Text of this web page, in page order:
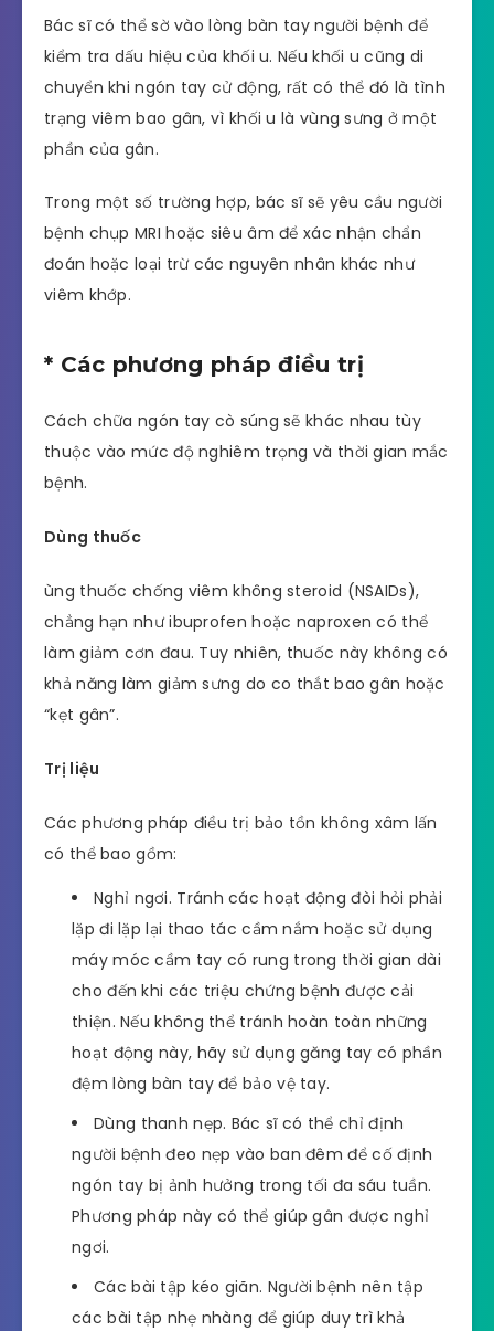
Bác sĩ có thể sờ vào lòng bàn tay người bệnh để
kiểm tra dấu hiệu của khối u. Nếu khối u cũng di
chuyển khi ngón tay cử động, rất có thể đó là tình
trạng viêm bao gân, vì khối u là vùng sưng ở một
phần của gân.
Trong một số trường hợp, bác sĩ sẽ yêu cầu người
bệnh chụp MRI hoặc siêu âm để xác nhận chẩn
đoán hoặc loại trừ các nguyên nhân khác như
viêm khớp.
* Các phương pháp điều trị
Cách chữa ngón tay cò súng sẽ khác nhau tùy
thuộc vào mức độ nghiêm trọng và thời gian mắc
bệnh.
Dùng thuốc
ùng thuốc chống viêm không steroid (NSAIDs),
chẳng hạn như ibuprofen hoặc naproxen có thể
làm giảm cơn đau. Tuy nhiên, thuốc này không có
khả năng làm giảm sưng do co thắt bao gân hoặc
“kẹt gân”.
Trị liệu
Các phương pháp điều trị bảo tồn không xâm lấn
có thể bao gồm:
Nghỉ ngơi. Tránh các hoạt động đòi hỏi phải
lặp đi lặp lại thao tác cầm nắm hoặc sử dụng
máy móc cầm tay có rung trong thời gian dài
cho đến khi các triệu chứng bệnh được cải
thiện. Nếu không thể tránh hoàn toàn những
hoạt động này, hãy sử dụng găng tay có phần
đệm lòng bàn tay để bảo vệ tay.
Dùng thanh nẹp. Bác sĩ có thể chỉ định
người bệnh đeo nẹp vào ban đêm để cố định
ngón tay bị ảnh hưởng trong tối đa sáu tuần.
Phương pháp này có thể giúp gân được nghỉ
ngơi.
Các bài tập kéo giãn. Người bệnh nên tập
các bài tập nhẹ nhàng để giúp duy trì khả